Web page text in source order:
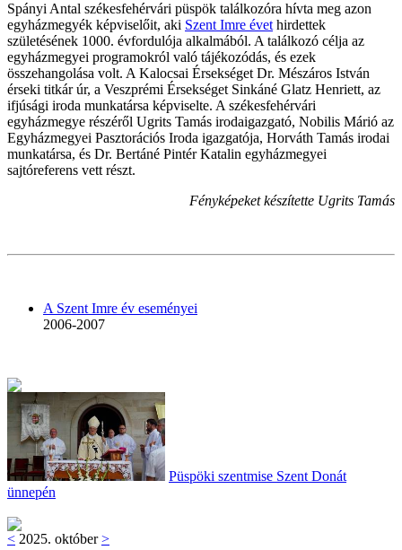
Spányi Antal székesfehérvári püspök találkozóra hívta meg azon
egyházmegyék képviselőit, aki Szent Imre évet hirdettek
születésének 1000. évfordulója alkalmából. A találkozó célja az
egyházmegyei programokról való tájékozódás, és ezek
összehangolása volt. A Kalocsai Érsekséget Dr. Mészáros István
érseki titkár úr, a Veszprémi Érsekséget Sinkáné Glatz Henriett, az
ifjúsági iroda munkatársa képviselte. A székesfehérvári
egyházmegye részéről Ugrits Tamás irodaigazgató, Nobilis Márió az
Egyházmegyei Pasztorációs Iroda igazgatója, Horváth Tamás irodai
munkatársa, és Dr. Bertáné Pintér Katalin egyházmegyei
sajtóreferens vett részt.
Fényképeket készítette Ugrits Tamás
A Szent Imre év eseményei
2006-2007
Püspöki szentmise Szent Donát
ünnepén
< 2025. október>